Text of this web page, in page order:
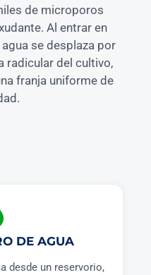
de microporos
Al entrar en
se desplaza por
radicular del cultivo,
franja uniforme de
DE AGUA
desde un reservorio,